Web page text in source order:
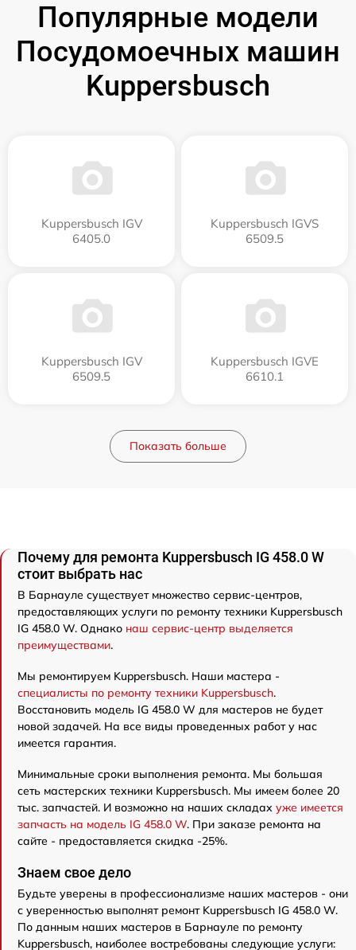
Популярные модели
Посудомоечных машин
Kuppersbusch
Kuppersbusch IGV
6405.0
Kuppersbusch IGVS
6509.5
Kuppersbusch IGV
6509.5
Kuppersbusch IGVE
6610.1
Показать больше
Почему для ремонта Kuppersbusch IG 458.0 W
стоит выбрать нас
В Барнауле существует множество сервис-центров,
предоставляющих услуги по ремонту техники Kuppersbusch
IG 458.0 W. Однако наш сервис-центр выделяется
преимуществами.
Мы ремонтируем Kuppersbusch. Наши мастера -
специалисты по ремонту техники Kuppersbusch.
Восстановить модель IG 458.0 W для мастеров не будет
новой задачей. На все виды проведенных работ у нас
имеется гарантия.
Минимальные сроки выполнения ремонта. Мы большая
сеть мастерских техники Kuppersbusch. Мы имеем более 20
тыс. запчастей. И возможно на наших складах уже имеется
запчасть на модель IG 458.0 W. При заказе ремонта на
сайте - предоставляется скидка -25%.
Знаем свое дело
Будьте уверены в профессионализме наших мастеров - они
с уверенностью выполнят ремонт Kuppersbusch IG 458.0 W.
По данным наших мастеров в Барнауле по ремонту
Kuppersbusch, наиболее востребованы следующие услуги: